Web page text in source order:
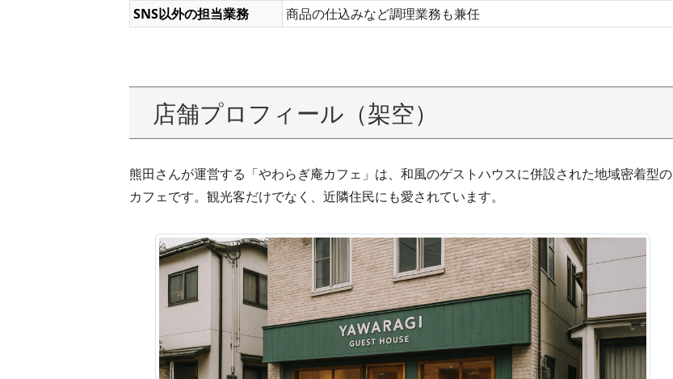
SNS以外の担当業務
商品の仕込みなど調理業務も兼任
店舗プロフィール（架空）
熊田さんが運営する「やわらぎ庵カフェ」は、和風のゲストハウスに併設された地域密着型の
カフェです。観光客だけでなく、近隣住民にも愛されています。